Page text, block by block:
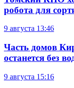
робота для
9 августа 13:46
Часть домов
останется без
9 августа 15:16